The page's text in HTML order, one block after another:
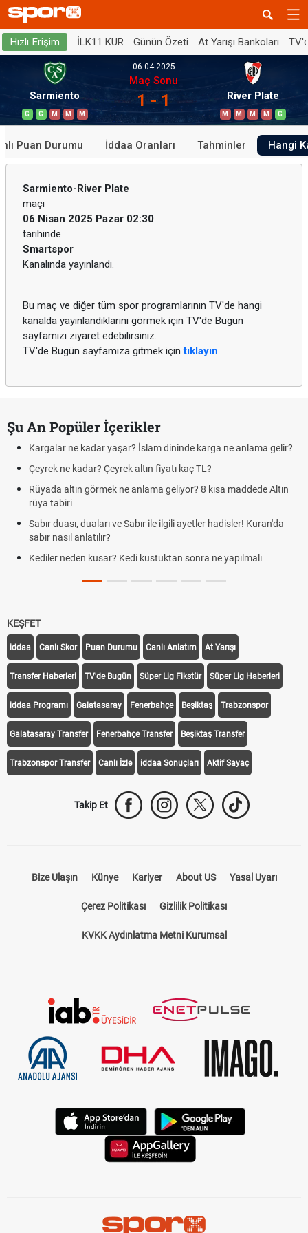
Hızlı Erişim İLK11 KUR Günün Özeti At Yarışı Bankoları
Sarmiento
G G M M M
06.04.2025
Maç Sonu
1 - 1 River Plate
M M M M G
Puan Durumu İddaa Oranları Tahminler Hangi
Sarmiento-River Plate
maçı
06 Nisan 2025 Pazar 02:30
tarihinde
Smartspor
Kanalında yayınlandı.
Bu maç ve diğer tüm spor programlarının TV'de hangi
kanalda yayınlandıklarını görmek için TV'de Bugün
sayfamızı ziyaret edebilirsiniz.
TV'de Bugün sayfamıza gitmek içintıklayın
Şu An Popüler İçerikler
Kargalar ne kadar yaşar? İslam dininde karga ne anlama gelir?
Çeyrek ne kadar? Çeyrek altın fiyatı kaç TL?
Rüyada altın görmek ne anlama geliyor? 8 kısa maddede Altın
rüya tabiri
Sabır duası, duaları ve Sabır ile ilgili ayetler hadisler! Kuran'da
sabır nasıl anlatılır?
Kediler neden kusar? Kedi kustuktan sonra ne yapılmalı
KEŞFET
iddaa Canlı Skor Puan Durumu Canlı Anlatım At Yarışı
Transfer Haberleri TV'de Bugün Süper Lig Fikstür Süper Lig Haberleri
iddaa Programı Galatasaray Fenerbahçe Beşiktaş Trabzonspor
Galatasaray Transfer Fenerbahçe Transfer Beşiktaş Transfer
Trabzonspor Transfer Canlı İzle iddaa Sonuçları Aktif Sayaç
Takip Et
Bize Ulaşın Künye Kariyer About US Yasal Uyarı
Çerez Politikası Gizlilik Politikası
KVKK Aydınlatma Metni Kurumsal